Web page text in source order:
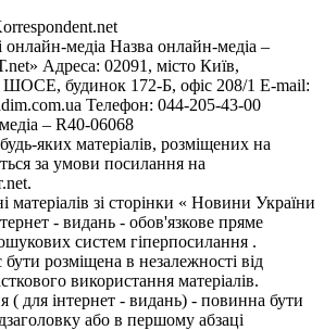
онлайн-медіа Назва онлайн-медіа –
Адреса: 02091, місто Київ,
будинок 172-Б, офіс 208/1 E-mail:
Телефон: 044-205-43-00
– R40-06068
яких матеріалів, розміщених на
за умови посилання на
матеріалів зі сторінки « Новини України
- видань - обов'язкове пряме
систем гіперпосилання .
розміщена в незалежності від
використання матеріалів.
( для інтернет - видань) - повинна бути
або в першому абзаці